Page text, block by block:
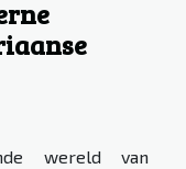
wereld van